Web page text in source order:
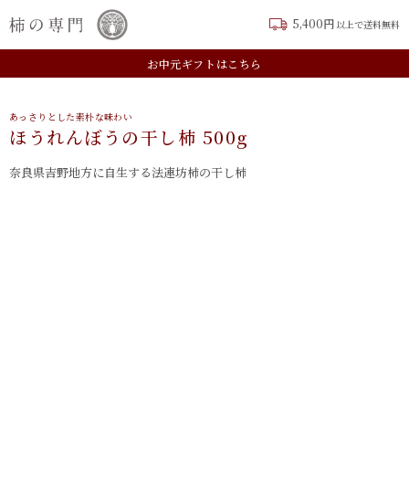
新規会員登録はこちら
お中元ギフトはこちら
5,400円以上で送料無料
あっさりとした素朴な味わい
ほうれんぼうの干し柿 500g
奈良県吉野地方に自生する法連坊柿の干し柿